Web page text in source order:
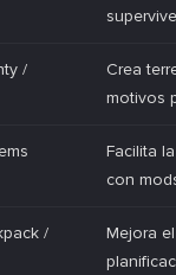
/
Crea
motivos
Facilita
con
/
Mejora